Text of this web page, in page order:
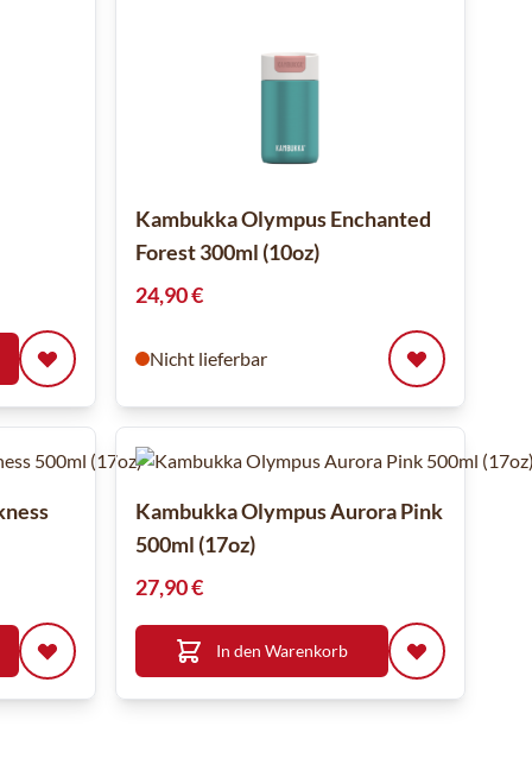
Kambukka Olympus Enchanted
Forest 300ml (10oz)
24,90 €
Nicht lieferbar
Kambukka Olympus Aurora Pink
500ml (17oz)
27,90 €
In den Warenkorb